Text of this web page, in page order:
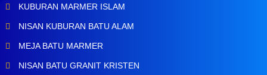
KUBURAN MARMER ISLAM
NISAN KUBURAN BATU ALAM
MEJA BATU MARMER
NISAN BATU GRANIT KRISTEN